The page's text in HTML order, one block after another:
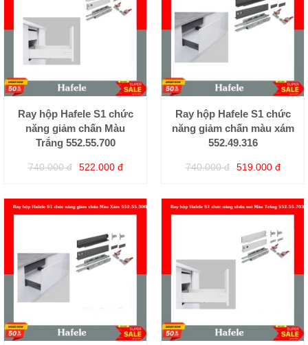
Ray hộp Hafele S1 chức
năng giảm chấn Màu
Trắng 552.55.700
740.000 đ 522.000 đ
Ray hộp Hafele S1 chức
năng giảm chấn màu xám
552.49.316
740.000 đ 519.000 đ